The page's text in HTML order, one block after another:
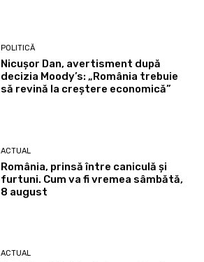
POLITICĂ
Nicușor Dan, avertisment după
decizia Moody’s: „România trebuie
să revină la creștere economică”
ACTUAL
România, prinsă între caniculă și
furtuni. Cum va fi vremea sâmbătă,
8 august
ACTUAL